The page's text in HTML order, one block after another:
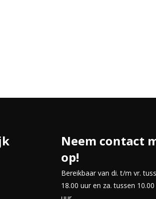
is de naadloze integratie met andere
de thermostaat wilt aanpassen of de
stemcommando. Dit maakt de
Neem contact
op!
Bereikbaar van di. t/m vr.
18.00 uur en za. tussen